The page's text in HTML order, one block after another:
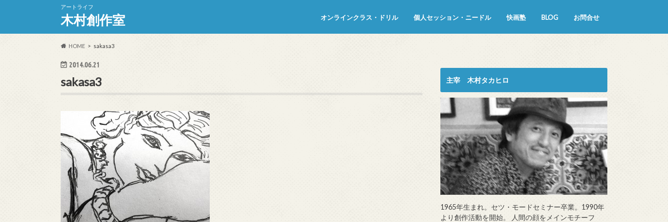
アートライフ
木村創作室 オンラインクラス・ドリル 個人セッション・ニードル 快画塾 BLOG お問合せ
HOME sakasa3
2014.06.21
sakasa3 主宰 木村タカヒロ
1965年生まれ。セツ・モードセミナー卒業。1990年
より創作活動を開始。 人間の顔をメインモチーフ